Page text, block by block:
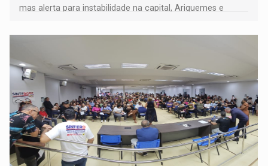
mas alerta para instabilidade na capital, Ariquemes e